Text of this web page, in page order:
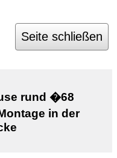
Seite schließen
rund �68
in der